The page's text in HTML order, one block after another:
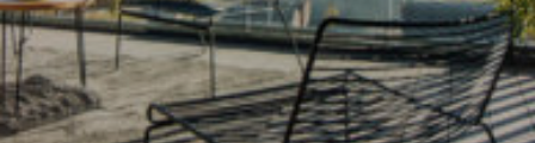
Professionnels